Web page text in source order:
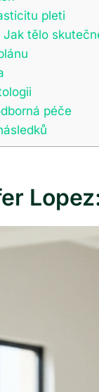
pleti
tělo
péče